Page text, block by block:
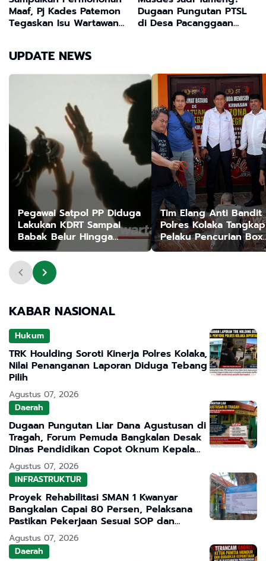
Maaf, Pj Kades Patemon
Tegaskan Isu Wartawan
Dugaan Pungutan PTSL
di Desa Pacanggaan
UPDATE NEWS
Pegawai Satpol PP Diduga
Lakukan KDRT Sampai
Babak Belur Hingga
Berujung Tindak Pidana
Tim Elang Anti Bandit
Polres Kolaka Tangkap
Pelaku Pencurian Box
Kontainer di Lamokato
KABAR NASIONAL
Hukum
TRK Houlding Soroti Kinerja Polres Kolaka,
Nilai Penanganan Laporan Diduga Tebang
Pilih
Agustus 07, 2026
Daerah
Dugaan Pungutan Liar Dana Agustusan di
Tragah, Forum Pemuda Bangkalan Desak
Dinas Pendidikan Copot Oknum Kepala
Sekolah
Agustus 07, 2026
INFRASTRUKTUR
Proyek Rehabilitasi SMAN 1 Kwanyar
Bangkalan Capai 80 Persen, Pelaksana
Pastikan Pekerjaan Sesuai SOP dan
Transparan
Agustus 07, 2026
Daerah